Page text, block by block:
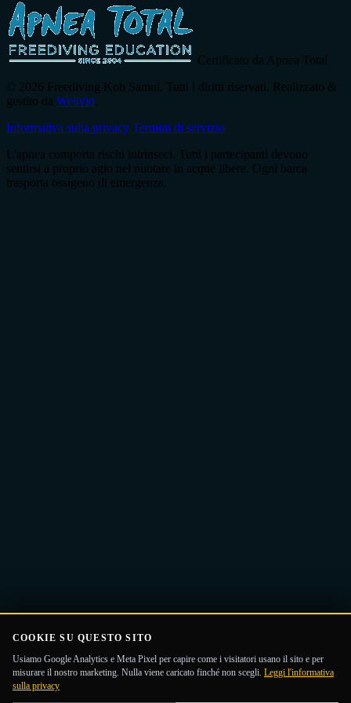
Certificato da Apnea Total
© 2026 Freediving Koh Samui. Tutti i diritti riservati. Realizzato &
gestito da Wellvio
Informativa sulla privacy Termini di servizio
L'apnea comporta rischi intrinseci. Tutti i partecipanti devono
sentirsi a proprio agio nel nuotare in acque libere. Ogni barca
trasporta ossigeno di emergenza.
COOKIE SU QUESTO SITO
Usiamo Google Analytics e Meta Pixel per capire come i visitatori usano il sito e per
misurare il nostro marketing. Nulla viene caricato finché non scegli. Leggi l'informativa
sulla privacy